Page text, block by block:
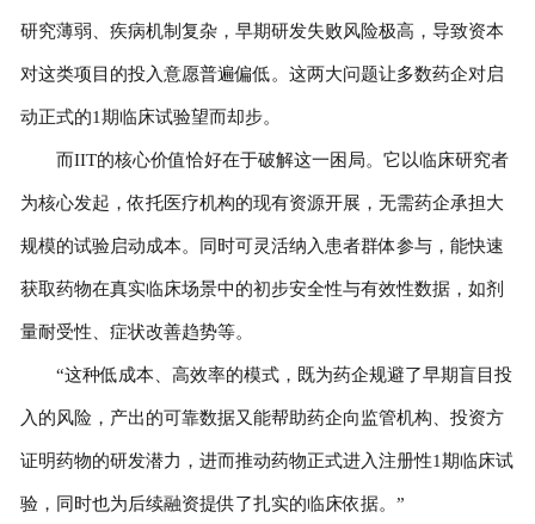
研究薄弱、疾病机制复杂，早期研发失败风险极高，导致资本
对这类项目的投入意愿普遍偏低。这两大问题让多数药企对启
动正式的1期临床试验望而却步。
而IIT的核心价值恰好在于破解这一困局。它以临床研究者
为核心发起，依托医疗机构的现有资源开展，无需药企承担大
规模的试验启动成本。同时可灵活纳入患者群体参与，能快速
获取药物在真实临床场景中的初步安全性与有效性数据，如剂
量耐受性、症状改善趋势等。
“这种低成本、高效率的模式，既为药企规避了早期盲目投
入的风险，产出的可靠数据又能帮助药企向监管机构、投资方
证明药物的研发潜力，进而推动药物正式进入注册性1期临床试
验，同时也为后续融资提供了扎实的临床依据。”